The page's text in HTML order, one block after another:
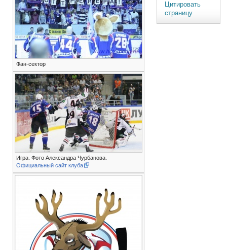
Фан-сектор
Игра. Фото Александра Чурбанова.
Официальный сайт клуба
Цитировать
страницу